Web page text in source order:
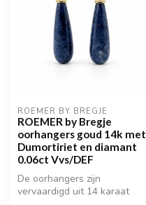
ROEMER BY BREGJE
ROEMER by Bregje
oorhangers goud 14k met
Dumortiriet en diamant
0.06ct Vvs/DEF
De oorhangers zijn
vervaardigd uit 14 karaat